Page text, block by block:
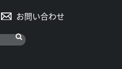
お問い合わせ